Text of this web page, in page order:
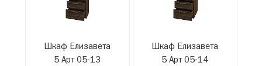
Шкаф Елизавета
5 Арт 05-13
Шкаф Елизавета
5 Арт 05-14